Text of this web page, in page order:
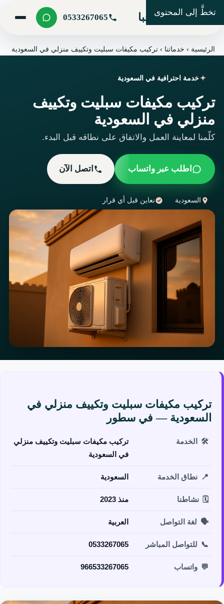
تخطَّ إلى المحتوى
شركة مرحبا 0533267065
الرئيسية › خدماتنا ›تركيب مكيفات سبليت وتكييف منزلي في السعودية
خدمة احترافية في السعودية
تركيب مكيفات سبليت وتكييف
منزلي في السعودية
كلّمنا لمعاينة العمل والاتفاق على نطاقه قبل البدء.
اطلب عبر واتساب اتصل الآن
السعودية نعاين قبل أي قرار
تركيب مكيفات سبليت وتكييف منزلي في
السعودية — في سطور
🛠️ الخدمة
تركيب مكيفات سبليت وتكييف منزلي
في السعودية
📍 نطاق الخدمة السعودية
🗓️ نشاطنا منذ 2023
🗣️ لغة التواصل العربية
📞 للتواصل المباشر 0533267065
💬 واتساب 966533267065